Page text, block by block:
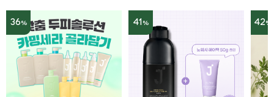
36% 41% 42%